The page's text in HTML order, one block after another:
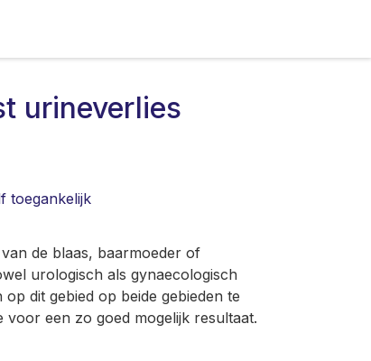
urineverlies
toegankelijk
de blaas, baarmoeder of
urologisch als gynaecologisch
dit gebied op beide gebieden te
een zo goed mogelijk resultaat.